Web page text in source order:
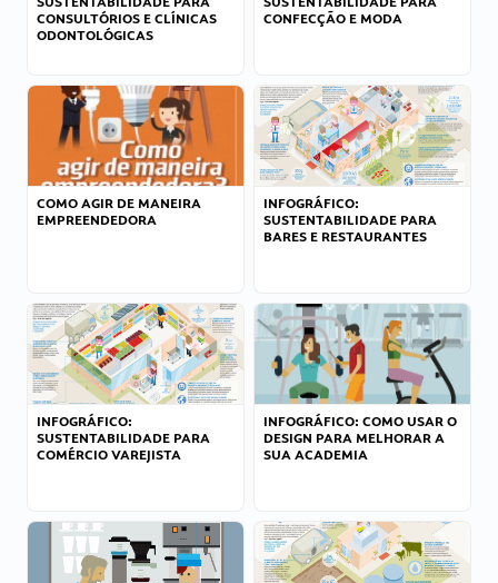
CONSULTÓRIOS E CLÍNICAS
ODONTOLÓGICAS
CONFECÇÃO E MODA
COMO AGIR DE MANEIRA
EMPREENDEDORA
INFOGRÁFICO:
SUSTENTABILIDADE PARA
BARES E RESTAURANTES
INFOGRÁFICO:
SUSTENTABILIDADE PARA
COMÉRCIO VAREJISTA
INFOGRÁFICO: COMO USAR O
DESIGN PARA MELHORAR A
SUA ACADEMIA